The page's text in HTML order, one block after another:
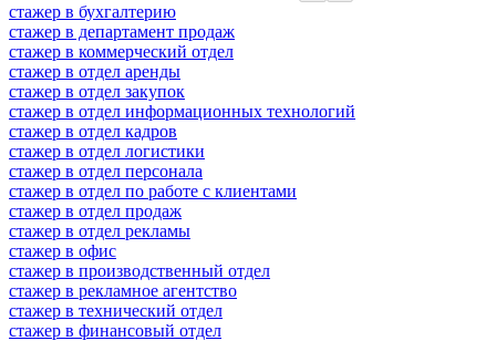
стажер в бухгалтерию
стажер в департамент продаж
стажер в коммерческий отдел
стажер в отдел аренды
стажер в отдел закупок
стажер в отдел информационных технологий
стажер в отдел кадров
стажер в отдел логистики
стажер в отдел персонала
стажер в отдел по работе с клиентами
стажер в отдел продаж
стажер в отдел рекламы
стажер в офис
стажер в производственный отдел
стажер в рекламное агентство
стажер в технический отдел
стажер в финансовый отдел